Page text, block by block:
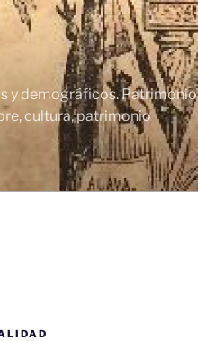
y demográficos. Patrimonio
cultura, patrimonio